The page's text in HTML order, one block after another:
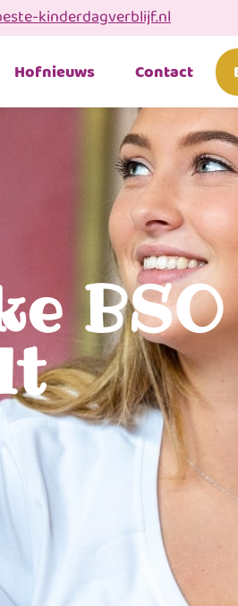
kinderdagverblijf.nl
Hofnieuws Contact